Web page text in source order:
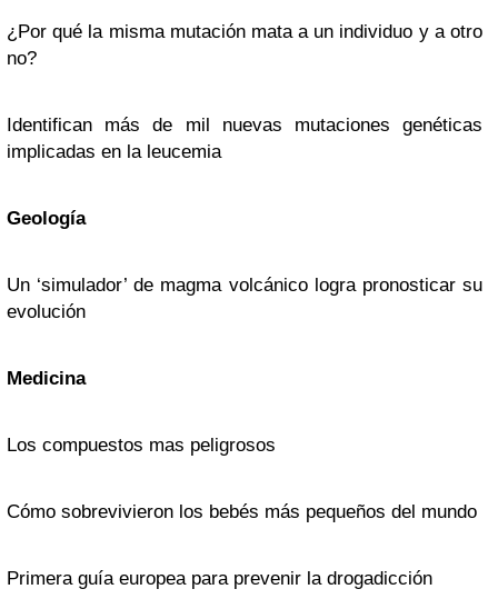
¿Por qué la misma mutación mata a un individuo y a otro
no?
Identifican más de mil nuevas mutaciones genéticas
implicadas en la leucemia
Geología
Un ‘simulador’ de magma volcánico logra pronosticar su
evolución
Medicina
Los compuestos mas peligrosos
Cómo sobrevivieron los bebés más pequeños del mundo
Primera guía europea para prevenir la drogadicción